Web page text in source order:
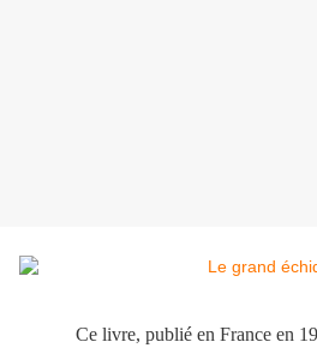
Ce livre, publié en France en